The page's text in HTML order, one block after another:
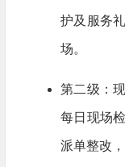
护及服务
场。
第二级：
每日现场
派单整改